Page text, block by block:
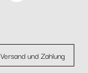
Versand und Zahlung